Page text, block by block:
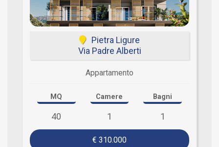
Pietra Ligure
Via Padre Alberti
Appartamento
MQ
40
Camere
1
Bagni
1
€ 310.000